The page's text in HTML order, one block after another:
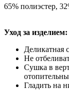
65% полиэстер,
Уход за изделием:
Деликатная
Не
Сушка в
Гладить на